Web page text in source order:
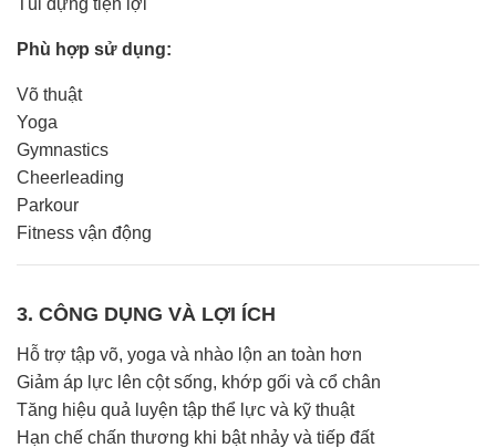
Phù hợp sử dụng:
Võ thuật
Yoga
Gymnastics
Cheerleading
Parkour
Fitness vận động
3. CÔNG DỤNG VÀ LỢI ÍCH
Hỗ trợ tập võ, yoga và nhào lộn an toàn hơn
Giảm áp lực lên cột sống, khớp gối và cổ chân
Tăng hiệu quả luyện tập thể lực và kỹ thuật
Hạn chế chấn thương khi bật nhảy và tiếp đất